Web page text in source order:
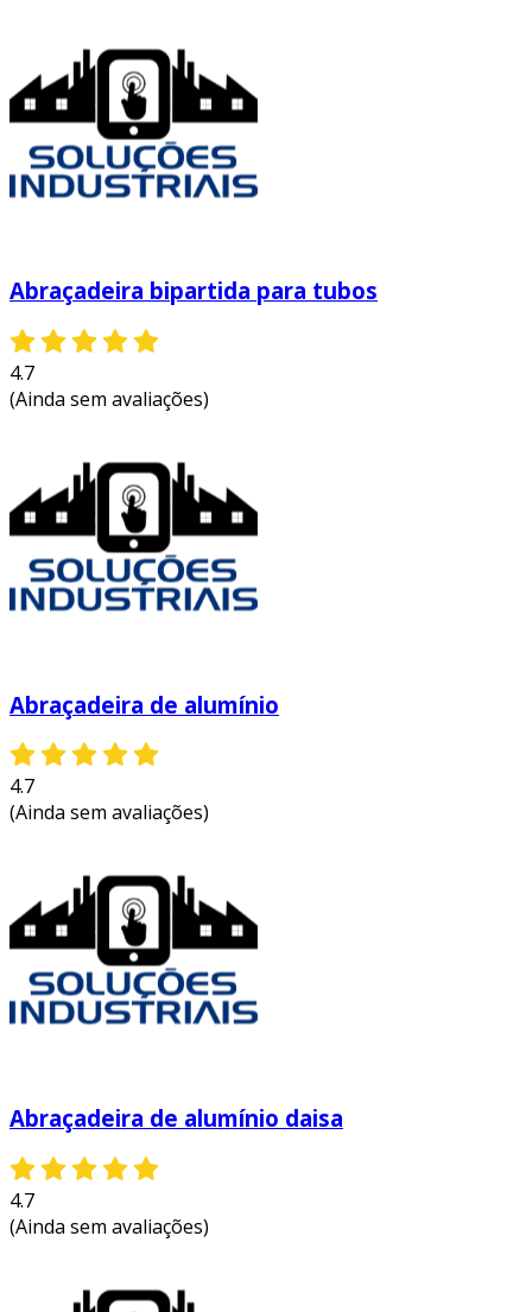
Abraçadeira bipartida para tubos
4.7
(Ainda sem avaliações)
Abraçadeira de alumínio
4.7
(Ainda sem avaliações)
Abraçadeira de alumínio daisa
4.7
(Ainda sem avaliações)